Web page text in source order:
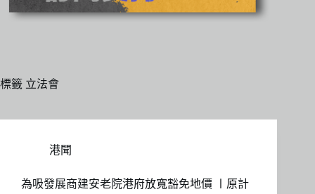
標籤 立法會
港聞
為吸發展商建安老院港府放寬豁免地價 〡原計